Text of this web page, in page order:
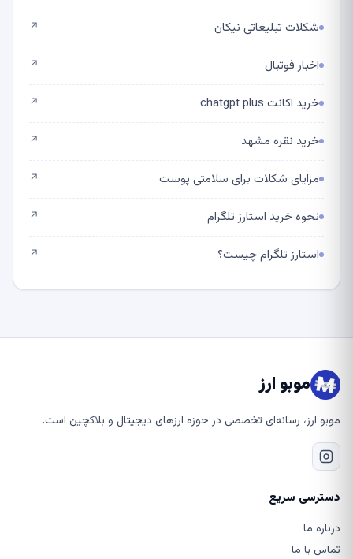
شکلات تبلیغاتی نیکان ↗
اخبار فوتبال ↗
خرید اکانت chatgpt plus ↗
خرید نقره مشهد ↗
مزایای شکلات برای سلامتی پوست ↗
نحوه خرید استارز تلگرام ↗
استارز تلگرام چیست؟ ↗
موبو ارز
موبو ارز، رسانه‌ای تخصصی در حوزه ارزهای دیجیتال و بلاکچین است.
دسترسی سریع
درباره ما
تماس با ما